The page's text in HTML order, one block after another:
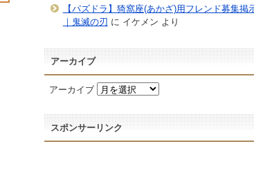
【パズドラ】猗窩座(あかざ)用フレンド募集掲
｜鬼滅の刃 に イケメン より
アーカイブ
アーカイブ
スポンサーリンク